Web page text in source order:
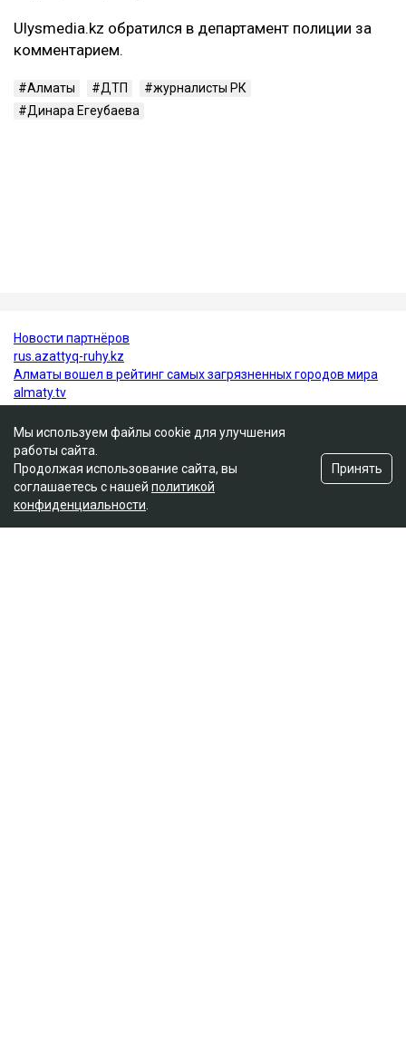
тяжелейшими травмами. И именно этот
факт сегодня выглядит куда более реальным,
написалон.
Мы используем файлы cookie для улучшения
работы сайта.
Продолжая использование сайта, вы
соглашаетесь с нашей политикой
конфиденциальности
Принять